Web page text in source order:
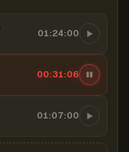
01:24:00
00:31:07
01:07:00